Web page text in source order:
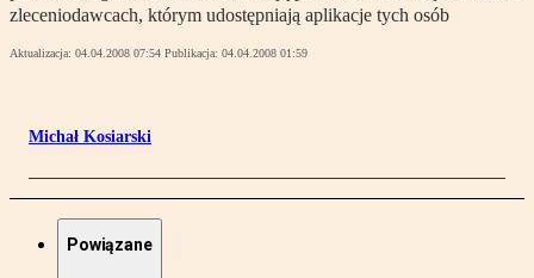
zleceniodawcach, którym udostępniają aplikacje tych osób
Aktualizacja: 04.04.2008 07:54 Publikacja: 04.04.2008 01:59
Michał Kosiarski
Powiązane